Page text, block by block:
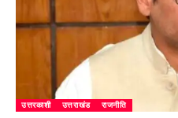
उत्तरकाशी उत्तराखंड राजनीति